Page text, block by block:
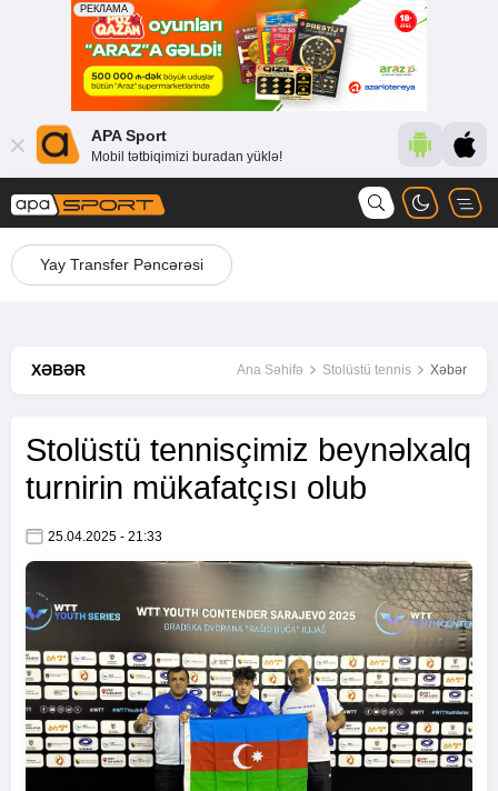
APA Sport
Mobil tətbiqimizi buradan yüklə!
Yay Transfer Pəncərəsi
XƏBƏR Ana Səhifə Stolüstü tennis Xəbər
Stolüstü tennisçimiz beynəlxalq
turnirin mükafatçısı olub
25.04.2025 - 21:33